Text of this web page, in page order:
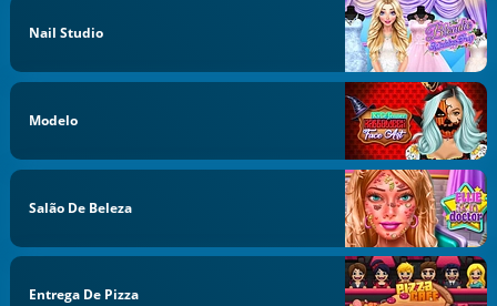
Nail Studio
Modelo
Salão De Beleza
Entrega De Pizza